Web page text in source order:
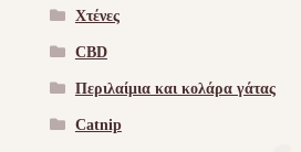
Χτένες
CBD
Περιλαίμια και κολάρα γάτας
Catnip